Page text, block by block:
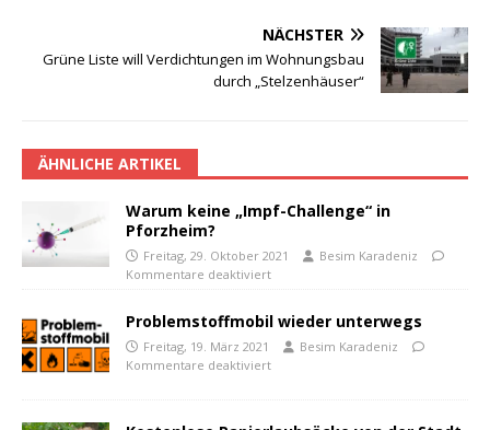
NÄCHSTER
Grüne Liste will Verdichtungen im Wohnungsbau
durch „Stelzenhäuser“
ÄHNLICHE ARTIKEL
Warum keine „Impf-Challenge“ in
Pforzheim?
Freitag, 29. Oktober 2021
Besim Karadeniz
Kommentare deaktiviert
Problemstoffmobil wieder unterwegs
Freitag, 19. März 2021
Besim Karadeniz
Kommentare deaktiviert